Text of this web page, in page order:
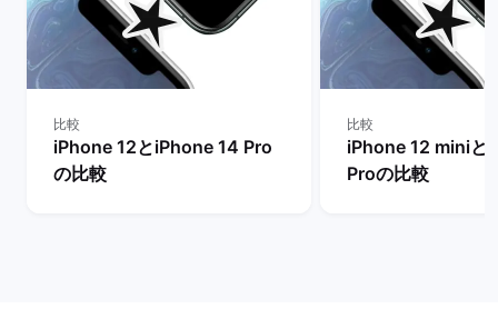
比較
iPhone 12とiPhone 14 Pro
の比較
比較
iPhone 12 miniと
Proの比較